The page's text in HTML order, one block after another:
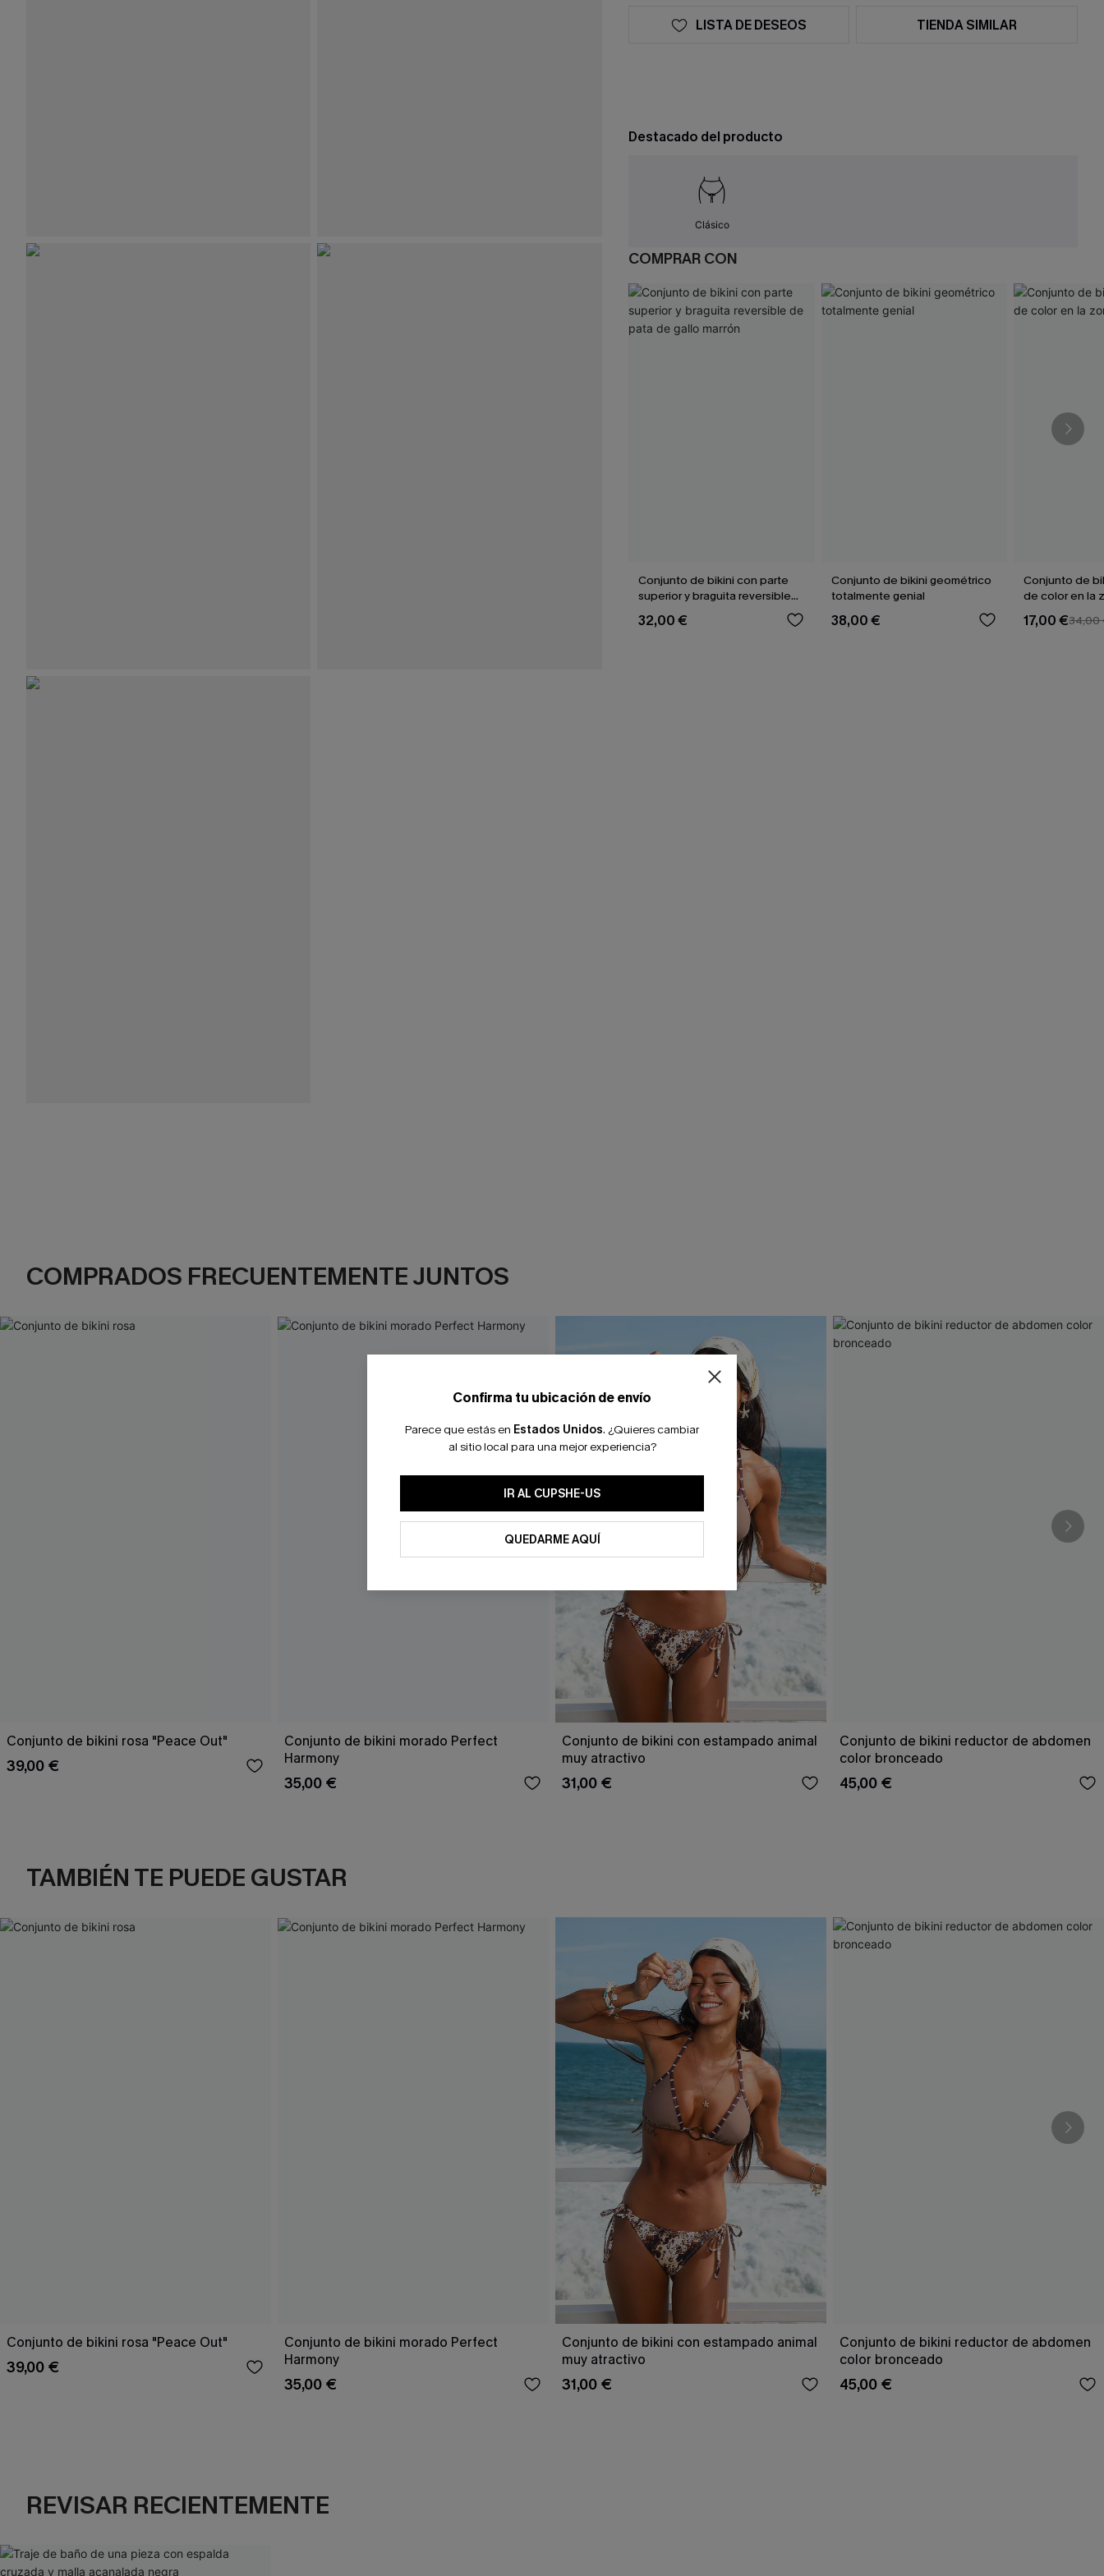
LISTA DE DESEOS TIENDA SIMILAR
Destacado del producto
Clásico
COMPRAR CON
Conjunto de bikini con parte
superior y braguita reversible
de pata de gallo marrón
32,00 €
Conjunto de bikini geométrico
totalmente genial
38,00 €
Conjunto de
de color en la
17,00 €34,00
COMPRADOS FRECUENTEMENTE JUNTOS
Conjunto de bikini rosa "Peace Out"
39,00 €
Conjunto de bikini morado Perfect
Harmony
35,00 €
Conjunto de bikini con estampado animal
muy atractivo
31,00 €
Conjunto de bikini reductor de abdomen
color bronceado
45,00 €
TAMBIÉN TE PUEDE GUSTAR
Conjunto de bikini rosa "Peace Out"
39,00 €
Conjunto de bikini morado Perfect
Harmony
35,00 €
Conjunto de bikini con estampado animal
muy atractivo
31,00 €
Conjunto de bikini reductor de abdomen
color bronceado
45,00 €
REVISAR RECIENTEMENTE
Confirma tu ubicación de envío
Parece que estás en Estados Unidos. ¿Quieres cambiar
al sitio local para una mejor experiencia?
IR AL CUPSHE-US
QUEDARME AQUÍ